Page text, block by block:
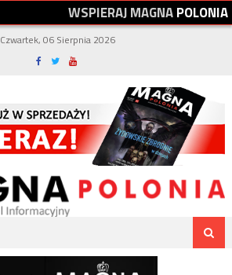
WSPIERAJMAGNAPOLONIA
Czwartek, 06 Sierpnia 2026